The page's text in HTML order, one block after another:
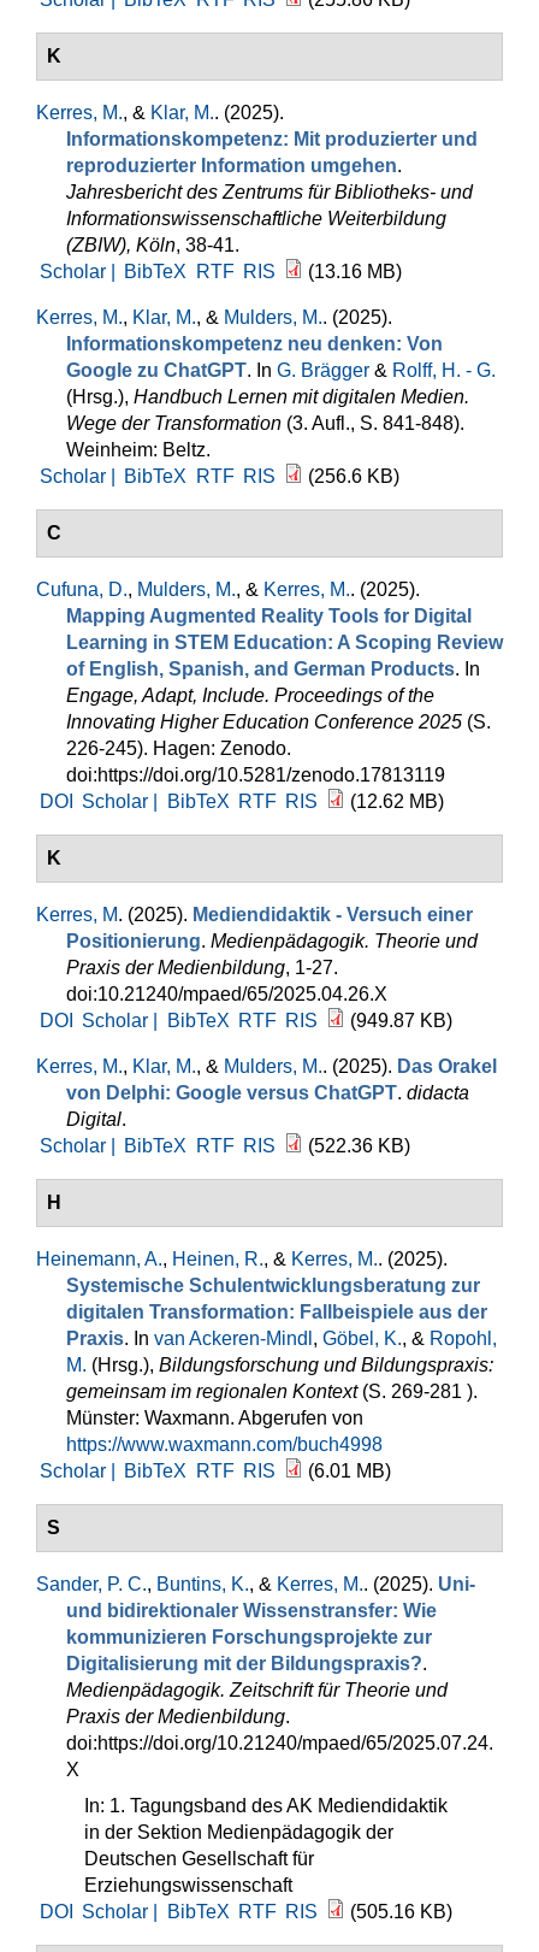
K
Kerres, M., & Klar, M.. (2025).
Informationskompetenz: Mit produzierter und
reproduzierter Information umgehen.
Jahresbericht des Zentrums für Bibliotheks- und
Informationswissenschaftliche Weiterbildung
(ZBIW), Köln, 38-41.
Scholar |
BibTeX RTF RIS (13.16 MB)
Kerres, M., Klar, M., & Mulders, M.. (2025).
Informationskompetenz neu denken: Von
Google zu ChatGPT. In G. Brägger & Rolff, H. - G.
(Hrsg.), Handbuch Lernen mit digitalen Medien.
Wege der Transformation (3. Aufl., S. 841-848).
Weinheim: Beltz.
Scholar |
BibTeX RTF RIS (256.6 KB)
C
Cufuna, D., Mulders, M., & Kerres, M.. (2025).
Mapping Augmented Reality Tools for Digital
Learning in STEM Education: A Scoping Review
of English, Spanish, and German Products. In
Engage, Adapt, Include. Proceedings of the
Innovating Higher Education Conference 2025 (S.
226-245). Hagen: Zenodo.
doi:https://doi.org/10.5281/zenodo.17813119
DOI
Scholar | BibTeX RTF RIS (12.62 MB)
K
Kerres, M. (2025). Mediendidaktik - Versuch einer
Positionierung. Medienpädagogik. Theorie und
Praxis der Medienbildung, 1-27.
doi:10.21240/mpaed/65/2025.04.26.X
DOI
Scholar | BibTeX RTF RIS (949.87 KB)
Kerres, M., Klar, M., & Mulders, M.. (2025). Das Orakel
von Delphi: Google versus ChatGPT. didacta
Digital.
Scholar |
BibTeX RTF RIS (522.36 KB)
H
Heinemann, A., Heinen, R., & Kerres, M.. (2025).
Systemische Schulentwicklungsberatung zur
digitalen Transformation: Fallbeispiele aus der
Praxis. In van Ackeren-Mindl , Göbel, K., & Ropohl,
M. (Hrsg.), Bildungsforschung und Bildungspraxis:
gemeinsam im regionalen Kontext(S. 269-281 ).
Münster: Waxmann. Abgerufen von
https://www.waxmann.com/buch4998
Scholar |
BibTeX RTF RIS (6.01 MB)
S
Sander, P. C., Buntins, K., & Kerres, M.. (2025). Uni-
und bidirektionaler Wissenstransfer: Wie
kommunizieren Forschungsprojekte zur
Digitalisierung mit der Bildungspraxis?.
Medienpädagogik. Zeitschrift für Theorie und
Praxis der Medienbildung.
doi:https://doi.org/10.21240/mpaed/65/2025.07.24.
X
In: 1. Tagungsband des AK Mediendidaktik
in der Sektion Medienpädagogik der
Deutschen Gesellschaft für
Erziehungswissenschaft
DOI
Scholar | BibTeX RTF RIS (505.16 KB)